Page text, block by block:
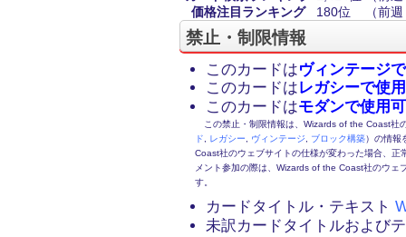
価格注目ランキング
180位 （前
禁止・制限情報
このカードはヴィンテージ
このカードはレガシーで使
このカードはモダンで使用
この禁止・制限情報は、Wizards of the Coast社
ド
レガシー ヴィンテージ ブロック構築）の情報
Coast社のウェブサイトの仕様が変わった場合、
メント参加の際は、Wizards of the Coast社のウェ
す。
カードタイトル・テキスト
未訳カードタイトルおよび